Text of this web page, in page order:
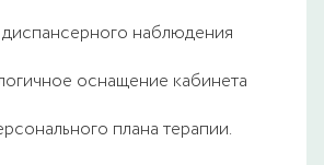
наблюдения
оснащение кабинета
плана терапии.